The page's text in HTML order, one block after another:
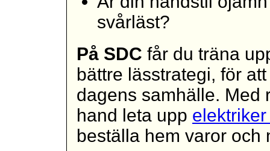
svårläst?
På SDC får du träna
bättre lässtrategi, för
dagens samhälle. Med
hand leta upp
beställa hem varor och